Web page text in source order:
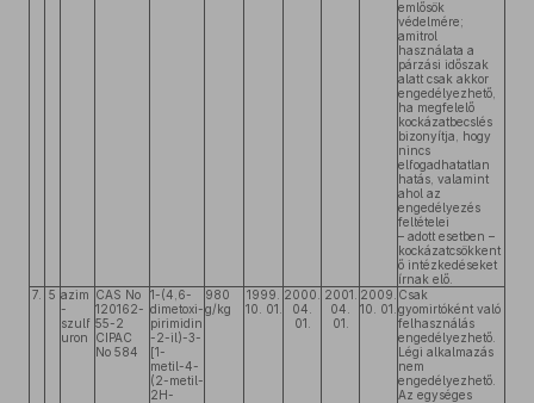
emlősök
védelmére;
amitrol
használata a
párzási időszak
alatt csak akkor
engedélyezhető,
ha megfelelő
kockázatbecslés
bizonyítja, hogy
nincs
elfogadhatatlan
hatás, valamint
ahol az
engedélyezés
feltételei
– adott esetben –
kockázatcsökkent
ő intézkedéseket
írnak elő.
7.
5 azim
-
szulf
uron
CAS No
120162-
55-2
CIPAC
No 584
1-(4,6-
dimetoxi-
pirimidin
-2-il)-3-
[1-
metil-4-
(2-metil-
2H-
980
g/kg
1999.
10. 01.
2000.
04.
01.
2001.
04.
01.
2009.
10. 01.
Csak
gyomirtóként való
felhasználás
engedélyezhető.
Légi alkalmazás
nem
engedélyezhető.
Az egységes